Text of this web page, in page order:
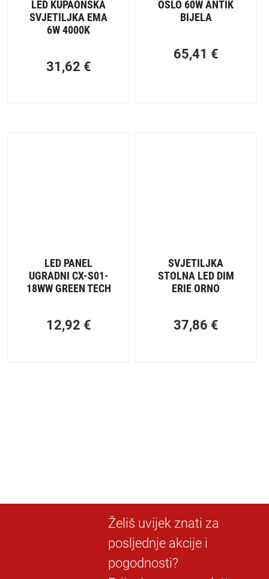
LED KUPAONSKA
SVJETILJKA EMA
6W 4000K
31,62 €
OSLO 60W ANTIK
BIJELA
65,41 €
LED PANEL
UGRADNI CX-S01-
18WW GREEN TECH
12,92 €
SVJETILJKA
STOLNA LED DIM
ERIE ORNO
37,86 €
Želiš uvijek znati za
posljednje akcije i
pogodnosti?